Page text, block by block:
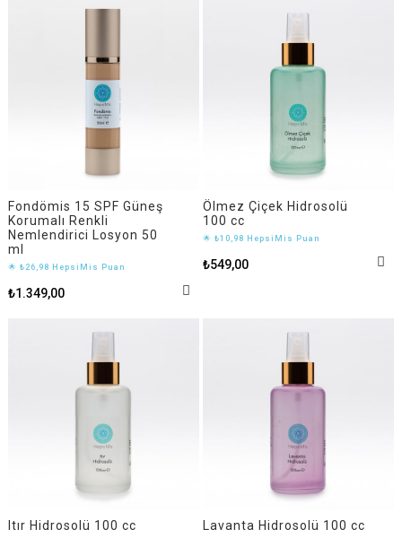
Fondömis 15 SPF Güneş
Korumalı Renkli
Nemlendirici Losyon 50
ml
🌟 ₺26,98 HepsiMis Puan
₺1.349,00
Ölmez Çiçek Hidrosolü
100 cc
🌟 ₺10,98 HepsiMis Puan
₺549,00
Itır Hidrosolü 100 cc Lavanta Hidrosolü 100 cc